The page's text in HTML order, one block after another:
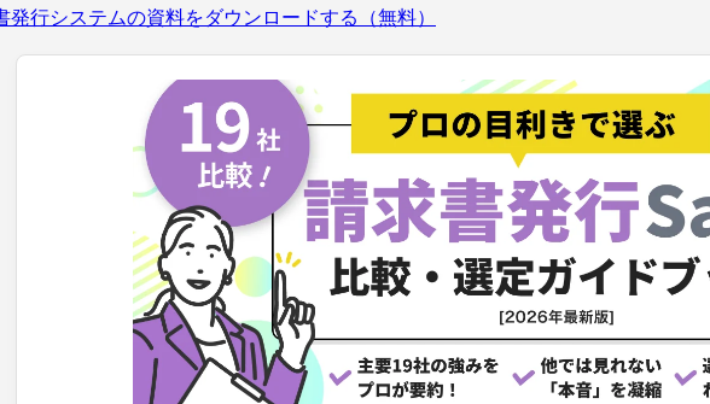
行システムの資料をダウンロードする（無料）